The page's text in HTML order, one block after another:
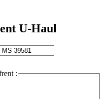
U-Haul
: